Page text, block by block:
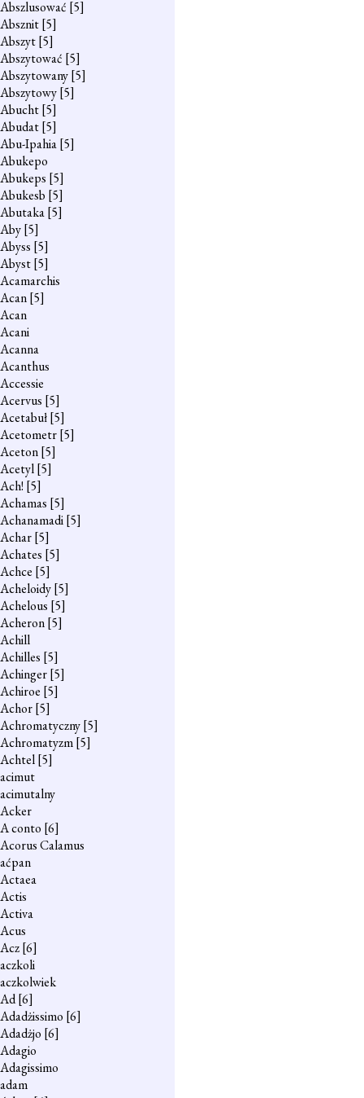
Abszlusować [5]
Absznit[5]
Abszyt[5]
Abszytować [5]
Abszytowany[5]
Abszytowy[5]
Abucht[5]
Abudat[5]
Abu-Ipahia[5]
Abukepo
Abukeps [5]
Abukesb [5]
Abutaka[5]
Aby[5]
Abyss [5]
Abyst[5]
Acamarchis
Acan[5]
Acan
Acani
Acanna
Acanthus
Accessie
Acervus [5]
Acetabuł[5]
Acetometr[5]
Aceton[5]
Acetyl[5]
Ach! [5]
Achamas [5]
Achanamadi[5]
Achar[5]
Achates [5]
Achce [5]
Acheloidy[5]
Achelous [5]
Acheron[5]
Achill
Achilles [5]
Achinger[5]
Achiroe [5]
Achor[5]
Achromatyczny[5]
Achromatyzm[5]
Achtel[5]
acimut
acimutalny
Acker
A conto [6]
Acorus Calamus
aćpan
Actaea
Actis
Activa
Acus
Acz[6]
aczkoli
aczkolwiek
Ad[6]
Adadżissimo [6]
Adadżjo [6]
Adagio
Adagissimo
adam